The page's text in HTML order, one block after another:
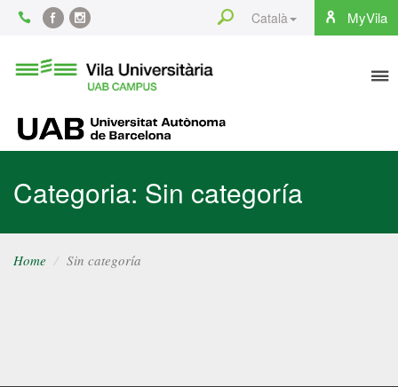
Content FacebookInstagram MyVila
Català
Search
Universitària
UAB
Categoria: Sin categoría
Home Sin categoría